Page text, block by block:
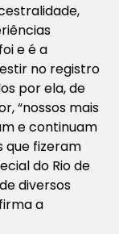
e é a
no registro
por ela, de
“nossos mais
e continuam
que fizeram
do Rio de
diversos
a